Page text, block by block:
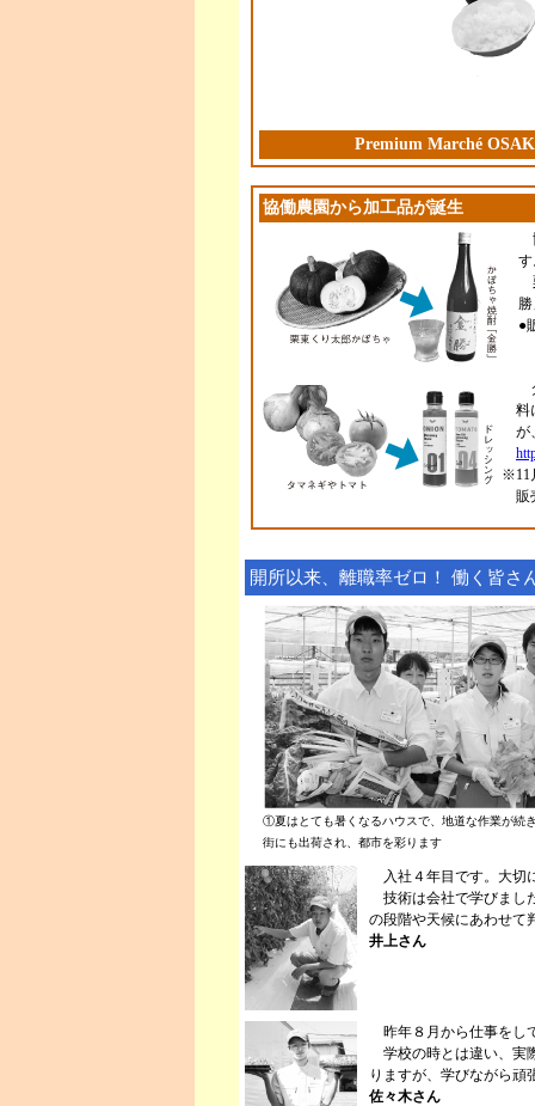
Premium Marché
協働農園から加工品が誕生
●
料
が
※11
販
開所以来、離職率ゼロ！ 働く皆さ
①夏はとても暑くなるハウスで、地道な作業が続
街にも出荷され、都市を彩ります
入社４年目です。大切
技術は会社で学びまし
の段階や天候にあわせて
井上さん
昨年８月から仕事をし
学校の時とは違い、実
りますが、学びながら頑
佐々木さん